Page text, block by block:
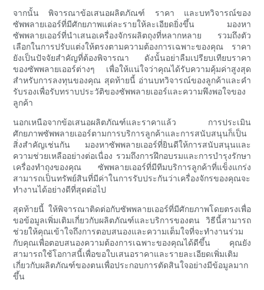
จากนั้น พิจารณาข้อเสนอผลิตภัณฑ์ ราคา และบทวิจารณ์ของ
ซัพพลายเออร์ที่มีศักยภาพแต่ละรายให้ละเอียดยิ่งขึ้น มองหา
ซัพพลายเออร์ที่นำเสนอเครื่องจักรผลิตถุงที่หลากหลาย รวมถึงตัว
เลือกในการปรับแต่งให้ตรงตามความต้องการเฉพาะของคุณ ราคา
ยังเป็นปัจจัยสำคัญที่ต้องพิจารณา ดังนั้นอย่าลืมเปรียบเทียบราคา
ของซัพพลายเออร์ต่างๆ เพื่อให้แน่ใจว่าคุณได้รับความคุ้มค่าสูงสุด
สำหรับการลงทุนของคุณ สุดท้ายนี้ อ่านบทวิจารณ์ของลูกค้าและคำ
รับรองเพื่อรับทราบประวัติของซัพพลายเออร์และความพึงพอใจของ
ลูกค้า
นอกเหนือจากข้อเสนอผลิตภัณฑ์และราคาแล้ว การประเมิน
ศักยภาพซัพพลายเออร์ตามการบริการลูกค้าและการสนับสนุนก็เป็น
สิ่งสำคัญเช่นกัน มองหาซัพพลายเออร์ที่ยินดีให้การสนับสนุนและ
ความช่วยเหลืออย่างต่อเนื่อง รวมถึงการฝึกอบรมและการบำรุงรักษา
เครื่องทำถุงของคุณ ซัพพลายเออร์ที่มีทีมบริการลูกค้าที่แข็งแกร่ง
สามารถเป็นทรัพย์สินที่มีค่าในการรับประกันว่าเครื่องจักรของคุณจะ
ทำงานได้อย่างดีที่สุดต่อไป
สุดท้ายนี้ ให้พิจารณาติดต่อกับซัพพลายเออร์ที่มีศักยภาพโดยตรงเพื่อ
ขอข้อมูลเพิ่มเติมเกี่ยวกับผลิตภัณฑ์และบริการของตน วิธีนี้สามารถ
ช่วยให้คุณเข้าใจถึงการตอบสนองและความเต็มใจที่จะทำงานร่วม
กับคุณเพื่อตอบสนองความต้องการเฉพาะของคุณได้ดีขึ้น คุณยัง
สามารถใช้โอกาสนี้เพื่อขอใบเสนอราคาและรายละเอียดเพิ่มเติม
เกี่ยวกับผลิตภัณฑ์ของตนเพื่อประกอบการตัดสินใจอย่างมีข้อมูลมาก
ขึ้น